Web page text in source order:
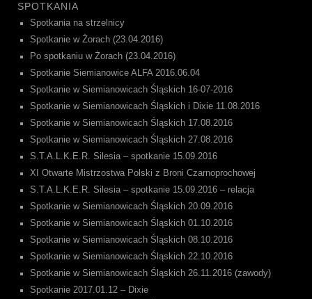
SPOTKANIA
Spotkania na strzelnicy
Spotkanie w Żorach (23.04.2016)
Po spotkaniu w Żorach (23.04.2016)
Spotkanie Siemianowice ALFA 2016.06.04
Spotkanie w Siemianowicach Śląskich 16-07-2016
Spotkanie w Siemianowicach Śląskich i Dixie 11.08.2016
Spotkanie w Siemianowicach Śląskich 17.08.2016
Spotkanie w Siemianowicach Śląskich 27.08.2016
S.T.A.L.K.E.R. Silesia – spotkanie 15.09.2016
XI Otwarte Mistrzostwa Polski z Broni Czarnoprochowej
S.T.A.L.K.E.R. Silesia – spotkanie 15.09.2016 – relacja
Spotkanie w Siemianowicach Śląskich 20.09.2016
Spotkanie w Siemianowicach Śląskich 01.10.2016
Spotkanie w Siemianowicach Śląskich 08.10.2016
Spotkanie w Siemianowicach Śląskich 22.10.2016
Spotkanie w Siemianowicach Śląskich 26.11.2016 (zawody)
Spotkanie 2017.01.12 – Dixie